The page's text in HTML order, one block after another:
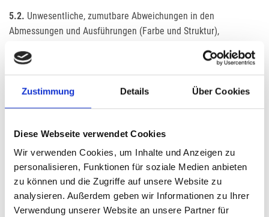
Zustimmung Details Über Cookies
Diese Webseite verwendet Cookies
Wir verwenden Cookies, um Inhalte und Anzeigen zu
personalisieren, Funktionen für soziale Medien anbieten
zu können und die Zugriffe auf unsere Website zu
analysieren. Außerdem geben wir Informationen zu Ihrer
Verwendung unserer Website an unsere Partner für
5.2. Unwesentliche, zumutbare Abweichungen in den
Abmessungen und Ausführungen (Farbe und Struktur),
diese in der Natur der verwendeten Materialien (Massivhölzer,
Furniere, Leder, Stoffe und ähnliches) liegen und üblich sind.
5.3.Durch den fachgerechten Einbau moderner Fenster,
energetische Qualität des Ge- bäudes verbessert und die
Gebäudehülle dichter. Um die Raumluftqualität zu erhalten und
einer Schimmelpilzbildung vorzubeugen, sind zusätzliche
Anforderungen an die Be- und Entlüftung des Gebäudes nach
DIN 1946-6 zu erfüllen. Ein insoweit eventuell notwendiges
Lüftungskonzept, ist eine pla- nerische Aufgabe, die nicht